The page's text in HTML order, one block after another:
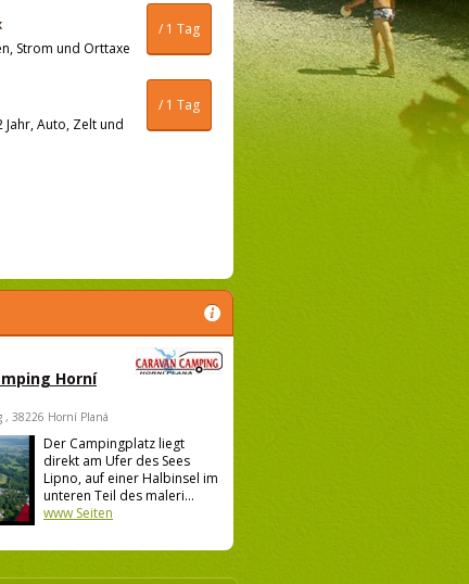
/ 1 Tag
Strom und Orttaxe
/ 1 Tag
Auto, Zelt und
Horní
, 38226 Horní Planá
Der Campingplatz liegt
direkt am Ufer des Sees
Lipno, auf einer Halbinsel im
unteren Teil des maleri...
www Seiten